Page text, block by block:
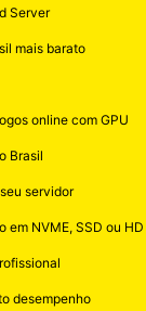
Server
mais barato
online com GPU
Brasil
servidor
em NVME, SSD ou HD
desempenho